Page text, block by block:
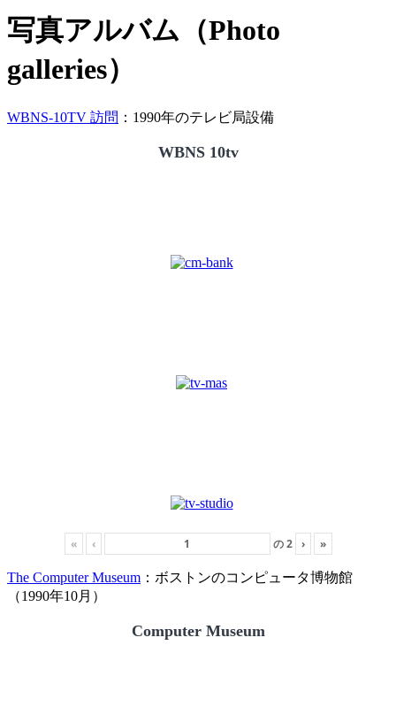
写真アルバム（Photo
galleries）
WBNS-10TV 訪問 ：1990年のテレビ局設備
WBNS 10tv
« ‹ の2 › »
The Computer Museum ：ボストンのコンピュータ博物館
（1990年10月）
Computer Museum